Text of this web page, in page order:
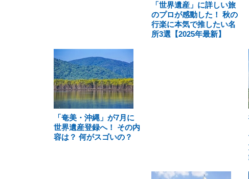
「世界遺産」に詳しい旅
のプロが感動した！ 秋の
行楽に本気で推したい名
所3選【2025年最新】
「奄美・沖縄」が7月に
世界遺産登録へ！ その内
容は？ 何がスゴいの？